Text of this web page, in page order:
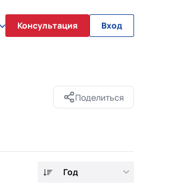
Консультация Вход
Поделиться
Год